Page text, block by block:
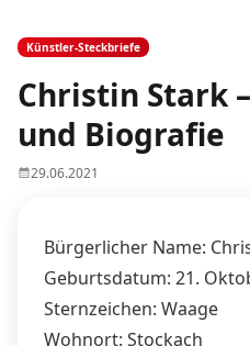
Künstler-Steckbriefe
Christin Stark
und Biografie
29.06.2021
Bürgerlicher Name:
Geburtsdatum: 21.
Sternzeichen: Waage
Wohnort: Stockach